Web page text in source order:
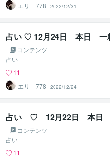
エリ 778 2022/12/31
占い ♡ 12月24日 本日 一
コンテンツ
占い
11
エリ 778
2022/12/24
占い ♡ 12月22日 本日
コンテンツ
占い
11